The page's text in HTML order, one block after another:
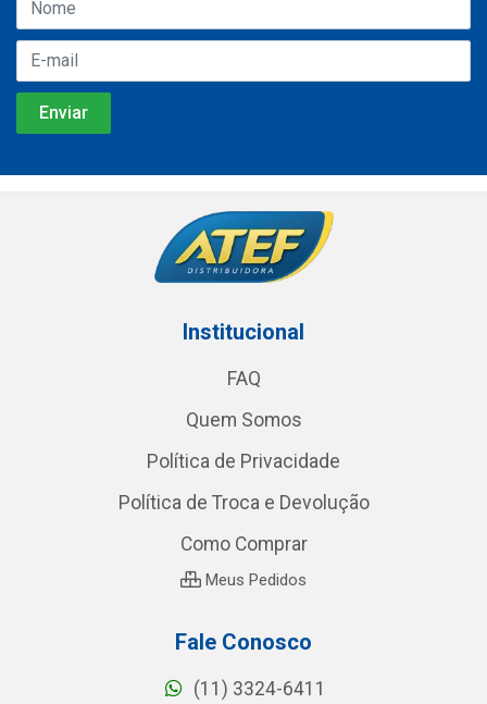
Institucional
FAQ
Quem Somos
Política de Privacidade
Política de Troca e Devolução
Como Comprar
Meus Pedidos
Fale Conosco
(11) 3324-6411